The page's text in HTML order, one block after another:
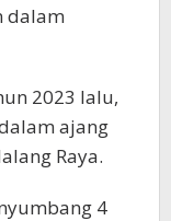
dalam
2023 lalu,
ajang
Raya.
4